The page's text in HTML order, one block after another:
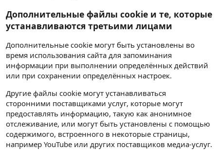
Дополнительные файлы cookie и те, которые
устанавливаются третьими лицами
Дополнительные cookie могут быть установлены во
время использования сайта для запоминания
информации при выполнении определённых действий
или при сохранении определённых настроек.
Другие файлы cookie могут устанавливаться
сторонними поставщиками услуг, которые могут
предоставлять информацию, такую как анонимное
отслеживание, или могут быть установлены с помощью
содержимого, встроенного в некоторые страницы,
например YouTube или других поставщиков медиа-услуг.